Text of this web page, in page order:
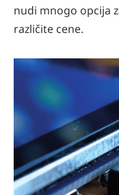
nudi mnogo opcija
različite cene.